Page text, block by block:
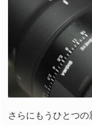
さらにもうひとつ